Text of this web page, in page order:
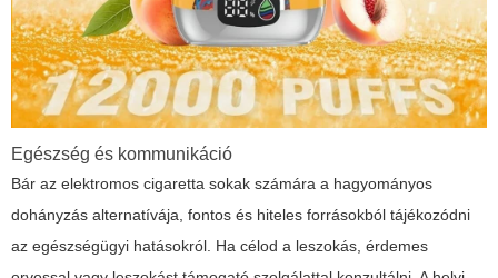
Egészség és kommunikáció
Bár az elektromos cigaretta sokak számára a hagyományos
dohányzás alternatívája, fontos és hiteles forrásokból tájékozódni
az egészségügyi hatásokról. Ha célod a leszokás, érdemes